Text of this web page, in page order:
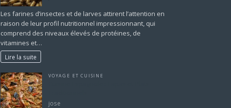
Les farines d’insectes et de larves attirent l’attention en
raison de leur profil nutritionnel impressionnant, qui
comprend des niveaux élevés de protéines, de
vitamines et…
Lire la suite
VOYAGE ET CUISINE
jose